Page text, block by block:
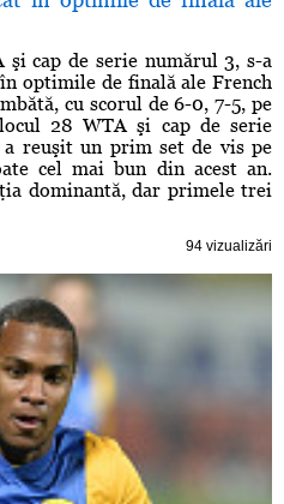
cap de serie numărul 3, s-a
optimile de finală ale French
cu scorul de 6-0, 7-5, pe
28 WTA şi cap de serie
reuşit un prim set de vis pe
cel mai bun din acest an.
dominantă, dar primele trei
94 vizualizări